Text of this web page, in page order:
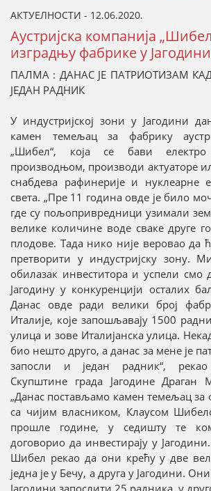
АКТУЕЛНОСТИ - 12.06.2020.
Аустријска компанија
изградњу фабрике у
ПАЛМА : ДАНАС ЈЕ ПАТРИОТИЗАМ
ЈЕДАН РАДНИК
У индустријској зони у Јагодини
камен темељац за фабрику
„Шибел“, која се бави
производњом, производи актуаторе
снабдева рафинерије и нуклеарне
света. „Пре 11 година овде је било
где су пољопривредници узимали
велике количине воде сваке друге
плодове. Тада нико није веровао да
претворити у индустријску зону.
обилазак инвеститора и успели смо
Јагодину у конкуренцији осталих
Данас овде ради велики број
Италије, које запошљавају 1500
улица и зове Италијанска улица.
био нешто друго, а данас за мене је
запосли и један радник“,
Скупштине града Јагодине Драган
„Данас постављамо камен темељац за
са чијим власником, Клаусом
прошле године, у седишту те
договорио да инвестирају у
Шибел рекао да они крећу у две
једна је у Бечу, а друга у Јагодини.
Јагодини запослити 25 радника, у